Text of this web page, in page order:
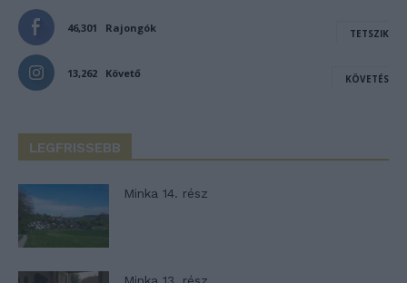
46,301 Rajongók TETSZIK
13,262 Követő KÖVETÉS
LEGFRISSEBB
Minka 14. rész
Minka 13. rész